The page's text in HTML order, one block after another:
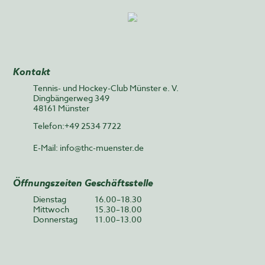
Kontakt
Tennis- und Hockey-Club Münster e. V.
Dingbängerweg 349
48161 Münster
Telefon:+49 2534 7722
E-Mail: info@thc-muenster.de
Öffnungszeiten Geschäftsstelle
Dienstag
16.00–18.30
Mittwoch
15.30–18.00
Donnerstag
11.00–13.00